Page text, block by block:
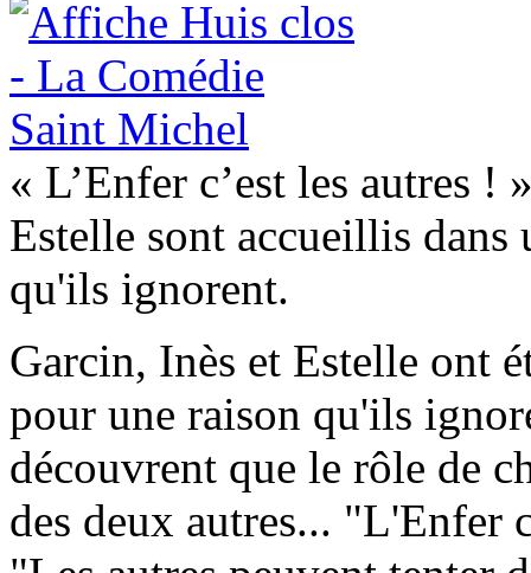
« L’Enfer c’est les autres
Estelle sont accueillis
qu'ils ignorent.
Garcin, Inès et Estelle ont
pour une raison qu'ils
découvrent que le rôle de
des deux autres... "L'Enfer